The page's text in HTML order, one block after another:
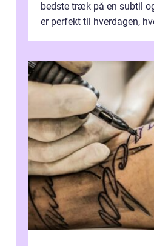
bedste træk på en subtil
er perfekt til hverdagen,